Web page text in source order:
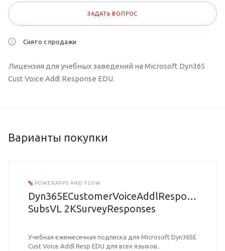
ЗАДАТЬ ВОПРОС
Снято с продажи
Лицензия для учебных заведений на Microsoft Dyn365
Cust Voice Addl Response EDU.
Варианты покупки
POWERAPPS AND FLOW
SubsVL 2KSurveyResponses
Учебная ежемесячная подписка для Microsoft Dyn365E
Cust Voice Addl Resp EDU для всех языков..